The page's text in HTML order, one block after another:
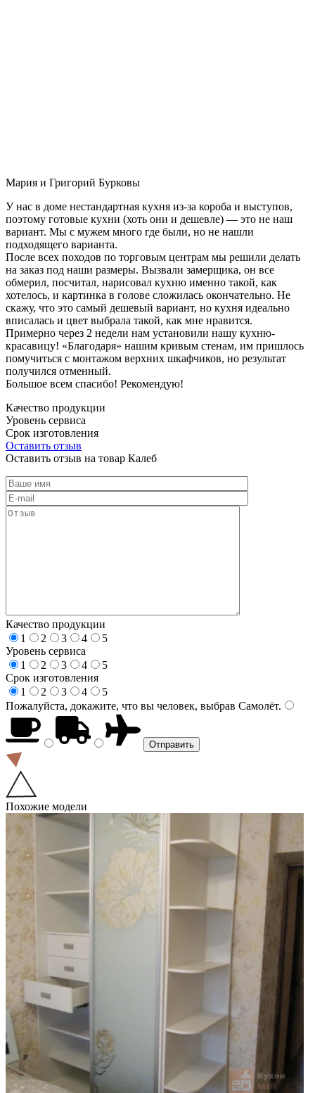
Мария и Григорий Бурковы
У нас в доме нестандартная кухня из-за короба и выступов,
поэтому готовые кухни (хоть они и дешевле) — это не наш
вариант. Мы с мужем много где были, но не нашли
подходящего варианта.
После всех походов по торговым центрам мы решили делать
на заказ под наши размеры. Вызвали замерщика, он все
обмерил, посчитал, нарисовал кухню именно такой, как
хотелось, и картинка в голове сложилась окончательно. Не
скажу, что это самый дешевый вариант, но кухня идеально
вписалась и цвет выбрала такой, как мне нравится.
Примерно через 2 недели нам установили нашу кухню-
красавицу! «Благодаря» нашим кривым стенам, им пришлось
помучиться с монтажом верхних шкафчиков, но результат
получился отменный.
Большое всем спасибо! Рекомендую!
Качество продукции
Уровень сервиса
Срок изготовления
Оставить отзыв
Оставить отзыв на товар Калеб
Качество продукции
1
2 3 4
5
Уровень сервиса
1
2 3 4
5
Срок изготовления
1
2 3 4
5
Пожалуйста, докажите, что вы человек, выбрав Самолёт.
Похожие модели